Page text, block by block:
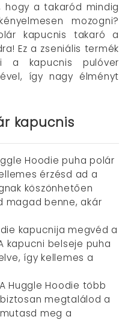
hogy a takaród mindig
mozogni?
kapucnis takaró a
Ez a zseniális termék
a kapucnis pulóver
így nagy élményt
kapucnis
Hoodie puha polár
érzésd ad a
köszönhetően
magad benne, akár
kapucnija megvéd a
kapucni belseje puha
így kellemes a
A Huggle Hoodie több
megtalálod a
meg a